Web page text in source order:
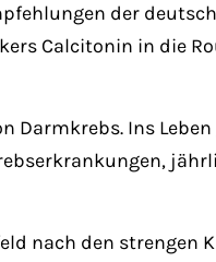
der
Calcitonin in die
Ins
nach den strengen